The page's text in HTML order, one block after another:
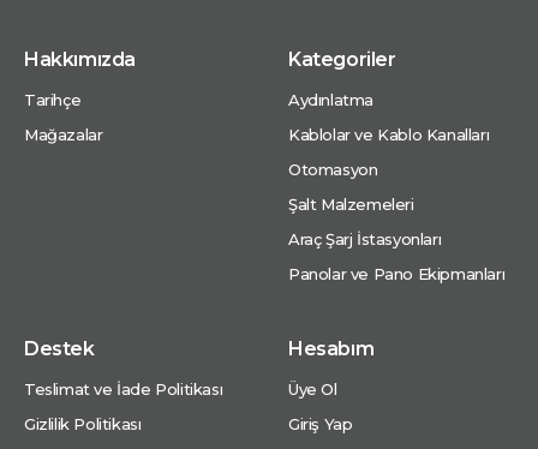
Hakkımızda
Tarihçe
Mağazalar
Kategoriler
Aydınlatma
Kablolar ve Kablo Kanalları
Otomasyon
Şalt Malzemeleri
Araç Şarj İstasyonları
Panolar ve Pano Ekipmanları
Destek
Teslimat ve İade Politikası
Gizlilik Politikası
Hesabım
Üye Ol
Giriş Yap